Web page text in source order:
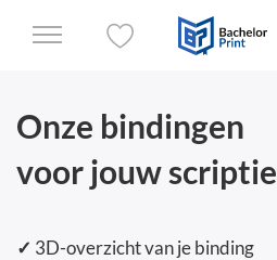
Onze bindingen
voor jouw scriptie
✓ 3D-overzicht van je binding